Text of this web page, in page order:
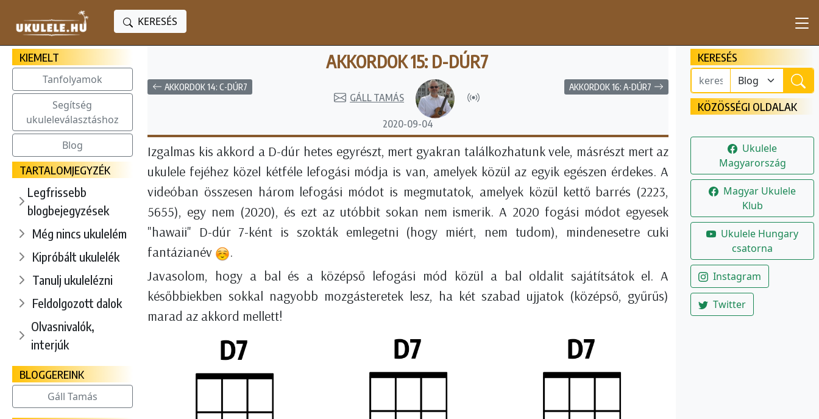
KERESÉS
KERESÉS
KÖZÖSSÉGI OLDALAK
Ukulele
Magyarország
Magyar Ukulele
Klub
Ukulele Hungary
csatorna
Instagram
Twitter
KIEMELT
Tanfolyamok
Segítség
ukuleleválasztáshoz
Blog
TARTALOMJEGYZÉK
Legfrissebb
blogbejegyzések
Még nincs ukulelém
Kipróbált ukulelék
Tanulj ukulelézni
Feldolgozott dalok
Olvasnivalók,
interjúk
BLOGGEREINK
Gáll Tamás
AKKORDOK 15: D-DÚR7
AKKORDOK 14: C-DÚR7
GÁLL TAMÁS
2020-09-04
AKKORDOK 16: A-DÚR7
Izgalmas kis akkord a D-dúr hetes egyrészt, mert gyakran találkozhatunk vele, másrészt mert az
ukulele fejéhez közel kétféle lefogási módja is van, amelyek közül az egyik egészen érdekes. A
videóban összesen három lefogási módot is megmutatok, amelyek közül kettő barrés (2223,
5655), egy nem (2020), és ezt az utóbbit sokan nem ismerik. A 2020 fogási módot egyesek
"hawaii" D-dúr 7-ként is szokták emlegetni (hogy miért, nem tudom), mindenesetre cuki
fantázianév
.
Javasolom, hogy a bal és a középső lefogási mód közül a bal oldalit sajátítsátok el. A
későbbiekben sokkal nagyobb mozgásteretek lesz, ha két szabad ujjatok (középső, gyűrűs)
marad az akkord mellett!